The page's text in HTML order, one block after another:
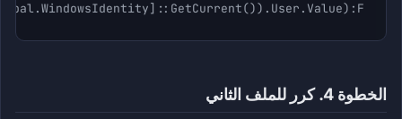
الخطوة 4. كرر للملف الثاني